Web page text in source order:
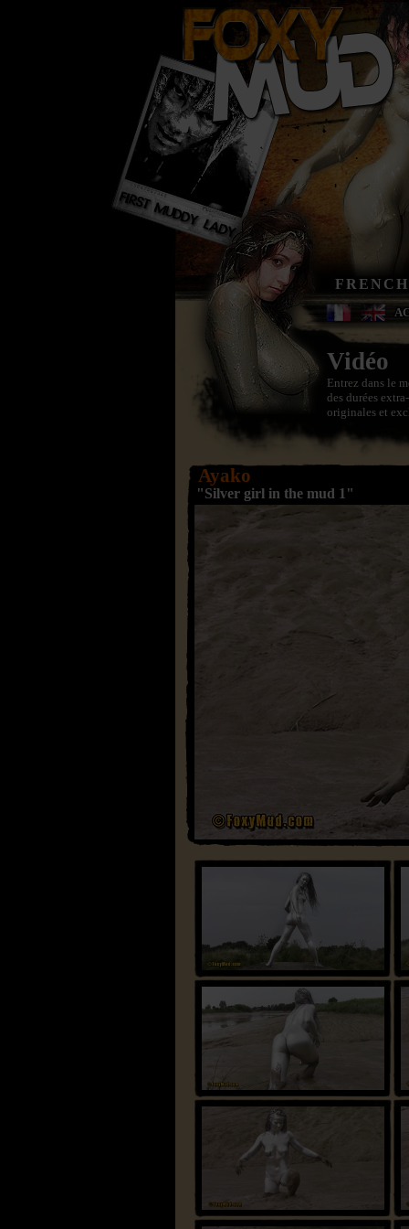
Vidéo
Entrez dans le
des durées
originales et
Ayako
"Silver girl in the mud 1"